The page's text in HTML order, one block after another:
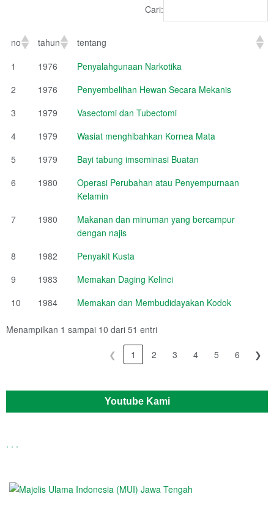
Cari:
no tahun
tentang
1
1976
Penyalahgunaan Narkotika
2
1976
Penyembelihan Hewan Secara Mekanis
3
1979
Vasectomi dan Tubectomi
4
1979
Wasiat menghibahkan Kornea Mata
5
1979
Bayi tabung imseminasi Buatan
6
1980
Operasi Perubahan atau Penyempurnaan
Kelamin
7
1980
Makanan dan minuman yang bercampur
dengan najis
8
1982
Penyakit Kusta
9
1983
Memakan Daging Kelinci
10
1984 Memakan dan Membudidayakan Kodok
Menampilkan 1 sampai 10 dari 51 entri
❮ 1 2 3 4 5 6 ❯
Youtube Kami
. . .